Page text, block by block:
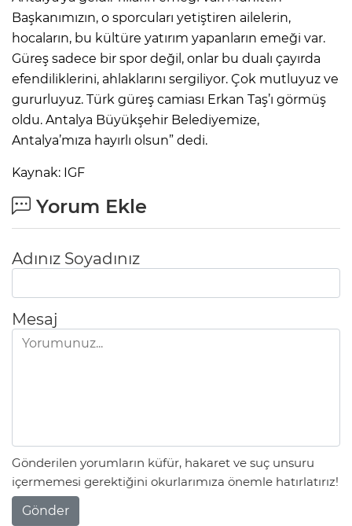
Başkanımızın, o sporcuları yetiştiren ailelerin,
hocaların, bu kültüre yatırım yapanların emeği var.
Güreş sadece bir spor değil, onlar bu dualı çayırda
efendiliklerini, ahlaklarını sergiliyor. Çok mutluyuz ve
gururluyuz. Türk güreş camiası Erkan Taş’ı görmüş
oldu. Antalya Büyükşehir Belediyemize,
Antalya’mıza hayırlı olsun” dedi.
Kaynak: IGF
Yorum Ekle
Adınız Soyadınız
Mesaj
Gönderilen yorumların küfür, hakaret ve suç unsuru
içermemesi gerektiğini okurlarımıza önemle hatırlatırız!
Gönder